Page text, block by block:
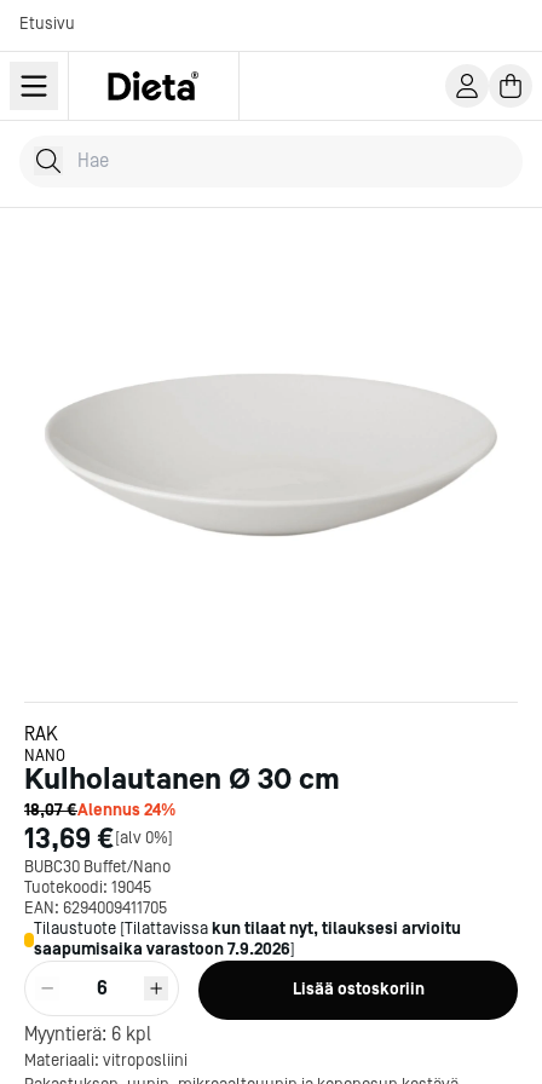
Etusivu
Hae tuotteita
Kirjoita hakusana...
RAK
NANO
Kulholautanen Ø 30 cm
18,07 €Alennus24%
13,69 €[alv 0%]
BUBC30 Buffet/Nano
Tuotekoodi: 19045
EAN: 6294009411705
Tilaustuote [Tilattavissa kun tilaat nyt, tilauksesi arvioitu
saapumisaika varastoon7.9.2026]
6 Lisää ostoskoriin
Myyntierä: 6 kpl
Materiaali: vitroposliini
Kotipizza on vuonna 1987
perustettu yritys, jolla on yli
300 ravintolaa eri puolella